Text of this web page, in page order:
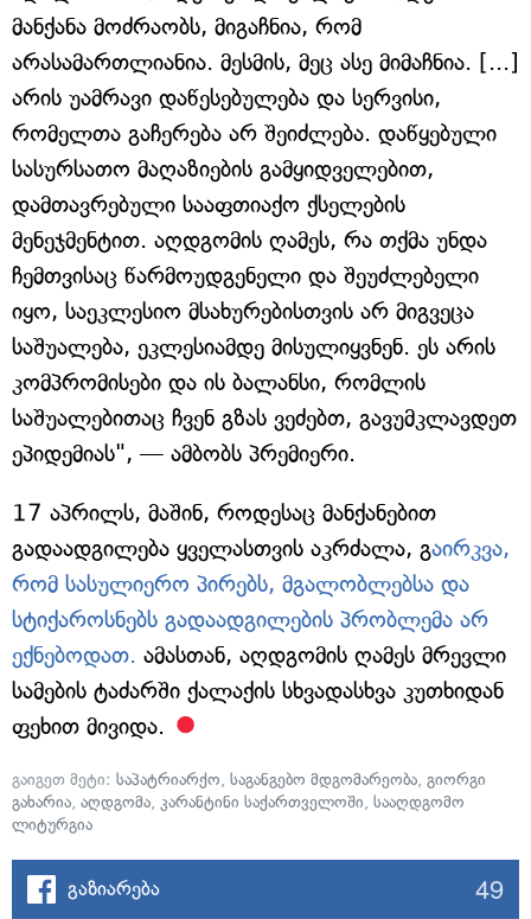
მანქანა მოძრაობს, მიგაჩნია, რომ
არასამართლიანია. მესმის, მეც ასე მიმაჩნია. [...]
არის უამრავი დაწესებულება და სერვისი,
რომელთა გაჩერება არ შეიძლება. დაწყებული
სასურსათო მაღაზიების გამყიდველებით,
დამთავრებული სააფთიაქო ქსელების
მენეჯმენტით. აღდგომის ღამეს, რა თქმა უნდა
ჩემთვისაც წარმოუდგენელი და შეუძლებელი
იყო, საეკლესიო მსახურებისთვის არ მიგვეცა
საშუალება, ეკლესიამდე მისულიყვნენ. ეს არის
კომპრომისები და ის ბალანსი, რომლის
საშუალებითაც ჩვენ გზას ვეძებთ, გავუმკლავდეთ
ეპიდემიას", — ამბობს პრემიერი.
17 აპრილს, მაშინ, როდესაც მანქანებით
გადაადგილება ყველასთვის აკრძალა, გაირკვა,
რომ სასულიერო პირებს, მგალობლებსა და
სტიქაროსნებს გადაადგილების პრობლემა არ
ექნებოდათ. ამასთან, აღდგომის ღამეს მრევლი
სამების ტაძარში ქალაქის სხვადასხვა კუთხიდან
ფეხით მივიდა.
გაიგეთ მეტი: საპატრიარქო, საგანგებო მდგომარეობა, გიორგი
გახარია, აღდგომა, კარანტინი საქართველოში, სააღდგომო
ლიტურგია
გაზიარება 49